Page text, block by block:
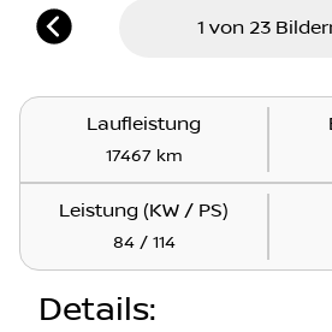
1 von 23
Laufleistung
17467 km
Leistung (KW / PS)
84 / 114
Details: